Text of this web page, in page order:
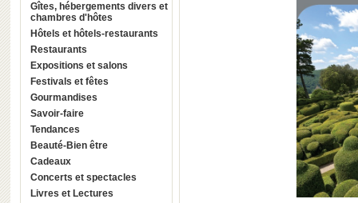
Gîtes, hébergements divers et
chambres d'hôtes
Hôtels et hôtels-restaurants
Restaurants
Expositions et salons
Festivals et fêtes
Gourmandises
Savoir-faire
Tendances
Beauté-Bien être
Cadeaux
Concerts et spectacles
Livres et Lectures